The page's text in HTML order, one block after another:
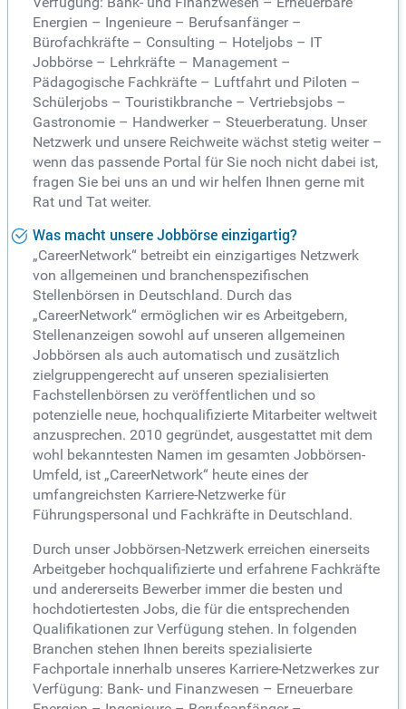
Energien – Ingenieure – Berufsanfänger –
Bürofachkräfte – Consulting – Hoteljobs – IT
Jobbörse – Lehrkräfte – Management –
Pädagogische Fachkräfte – Luftfahrt und Piloten –
Schülerjobs – Touristikbranche – Vertriebsjobs –
Gastronomie – Handwerker – Steuerberatung. Unser
Netzwerk und unsere Reichweite wächst stetig weiter –
wenn das passende Portal für Sie noch nicht dabei ist,
fragen Sie bei uns an und wir helfen Ihnen gerne mit
Rat und Tat weiter.
Was macht unsere Jobbörse einzigartig?
„CareerNetwork“ betreibt ein einzigartiges Netzwerk
von allgemeinen und branchenspezifischen
Stellenbörsen in Deutschland. Durch das
„CareerNetwork“ ermöglichen wir es Arbeitgebern,
Stellenanzeigen sowohl auf unseren allgemeinen
Jobbörsen als auch automatisch und zusätzlich
zielgruppengerecht auf unseren spezialisierten
Fachstellenbörsen zu veröffentlichen und so
potenzielle neue, hochqualifizierte Mitarbeiter weltweit
anzusprechen. 2010 gegründet, ausgestattet mit dem
wohl bekanntesten Namen im gesamten Jobbörsen-
Umfeld, ist „CareerNetwork“ heute eines der
umfangreichsten Karriere-Netzwerke für
Führungspersonal und Fachkräfte in Deutschland.
Durch unser Jobbörsen-Netzwerk erreichen einerseits
Arbeitgeber hochqualifizierte und erfahrene Fachkräfte
und andererseits Bewerber immer die besten und
hochdotiertesten Jobs, die für die entsprechenden
Qualifikationen zur Verfügung stehen. In folgenden
Branchen stehen Ihnen bereits spezialisierte
Fachportale innerhalb unseres Karriere-Netzwerkes zur
Verfügung: Bank- und Finanzwesen – Erneuerbare